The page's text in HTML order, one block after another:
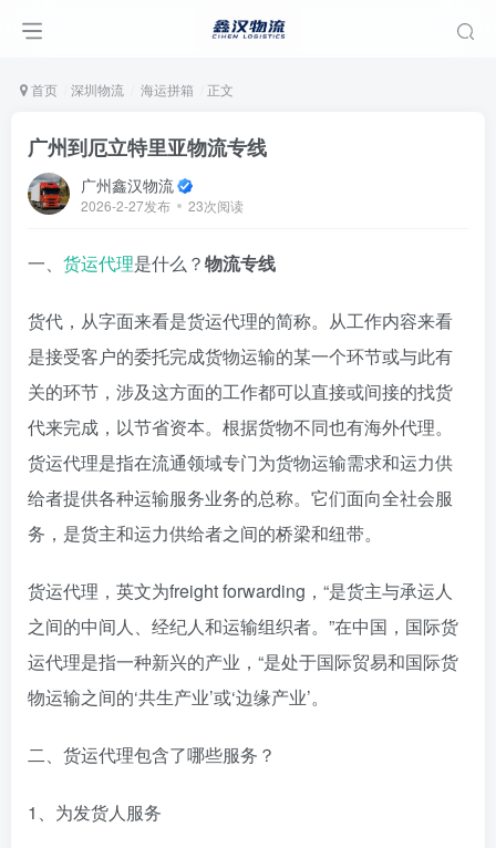
首页 深圳物流 海运拼箱 正文
广州到厄立特里亚物流专线
广州鑫汉物流
2026-2-27发布 23次阅读
一、 货运代理是什么？物流专线
货代，从字面来看是货运代理的简称。从工作内容来看
是接受客户的委托完成货物运输的某一个环节或与此有
关的环节，涉及这方面的工作都可以直接或间接的找货
代来完成，以节省资本。根据货物不同也有海外代理。
货运代理是指在流通领域专门为货物运输需求和运力供
给者提供各种运输服务业务的总称。它们面向全社会服
务，是货主和运力供给者之间的桥梁和纽带。
货运代理，英文为freight forwarding，“是货主与承运人
之间的中间人、经纪人和运输组织者。”在中国，国际货
运代理是指一种新兴的产业，“是处于国际贸易和国际货
物运输之间的‘共生产业’或‘边缘产业’。
二、货运代理包含了哪些服务？
1、为发货人服务